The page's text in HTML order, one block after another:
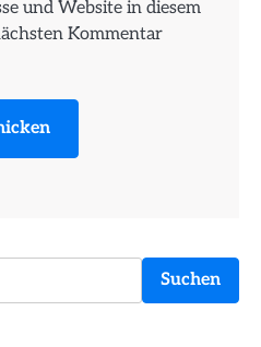
und Website in diesem
Kommentar
Suchen